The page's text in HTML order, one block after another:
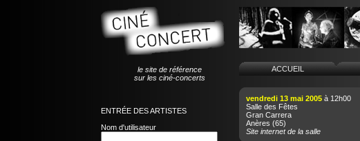
le site de référence
sur les ciné-concerts
ENTRÉE DES ARTISTES
Nom d'utilisateur
ACCUEIL
vendredi 13 mai 2005à 12h00
Salle des Fêtes
Gran Carrera
Anères (65)
Site internet de la salle